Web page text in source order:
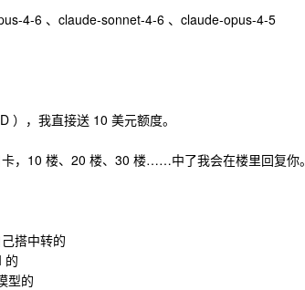
4-6 、claude-sonnet-4-6 、claude-opus-4-5
），我直接送 10 美元额度。
，10 楼、20 楼、30 楼……中了我会在楼里回复你。
搭中转的
的
型的